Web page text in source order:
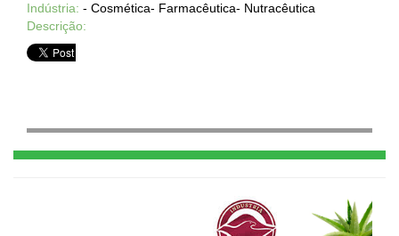
Indústria: - Cosmética- Farmacêutica- Nutracêutica
Descrição: